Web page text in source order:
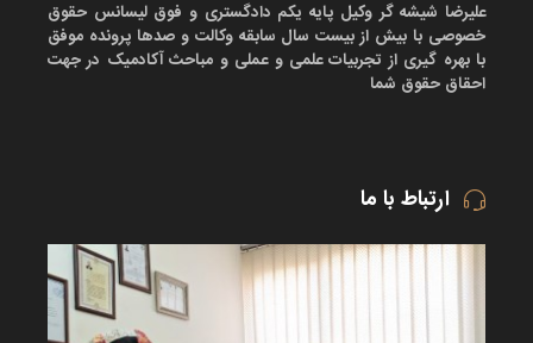
علیرضا شیشه گر وکیل پایه یکم دادگستری و فوق لیسانس حقوق
خصوصی با بیش از بیست سال سابقه وکالت و صدها پرونده موفق
با بهره گیری از تجربیات علمی و عملی و مباحث آکادمیک در جهت
احقاق حقوق شما
ارتباط با ما